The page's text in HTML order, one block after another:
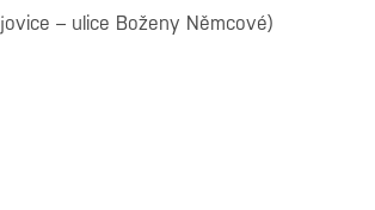
– ulice Boženy Němcové)